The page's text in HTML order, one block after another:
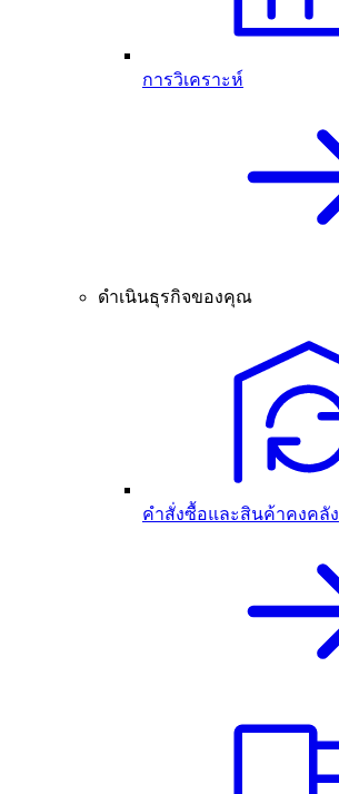
การวิเคราะห์
ดำเนินธุรกิจของคุณ
คำสั่งซื้อและสินค้าคงคลัง